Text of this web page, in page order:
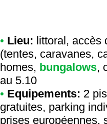
• Lieu: littoral, accès
(tentes, caravanes,
homes, bungalows,
au 5.10
• Equipements: 2
gratuites, parking
prises européennes,